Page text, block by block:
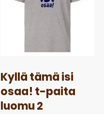
Kyllä tämä isi
osaa! t-paita
luomu 2